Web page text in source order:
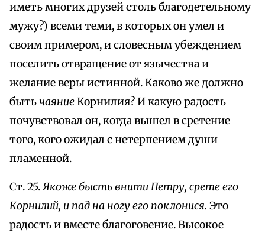
иметь многих друзей столь благодетельному
мужу?) всеми теми, в которых он умел и
своим примером, и словесным убеждением
поселить отвращение от язычества и
желание веры истинной. Каково же должно
бытьчаяниеКорнилия? И какую радость
почувствовал он, когда вышел в сретение
того, кого ожидал с нетерпением души
пламенной.
Ст. 25.Якоже бысть внити Петру, срете его
Корнилий, и пад на ногу его поклонися. Это
радость и вместе благоговение. Высокое